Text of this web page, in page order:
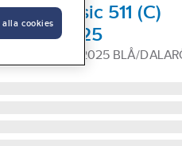
Basic 511 (C)
COY 2025
COY EDITION 2025 BLÅ/
alla cookies